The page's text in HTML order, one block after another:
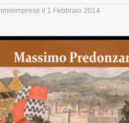
il 1 Febbraio 2014